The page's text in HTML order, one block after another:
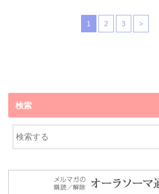
1 2 3 >
検索